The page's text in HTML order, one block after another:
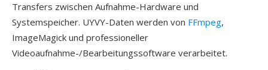
Transfers zwischen Aufnahme-Hardware und
Systemspeicher. UYVY-Daten werden von FFmpeg,
ImageMagick und professioneller
Videoaufnahme-/Bearbeitungssoftware verarbeitet.